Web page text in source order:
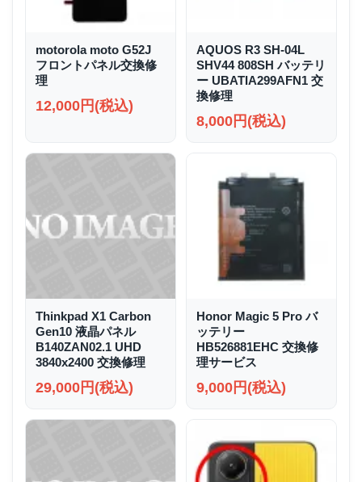
motorola moto G52J
フロントパネル交換修
理
12,000円(税込)
AQUOS R3 SH-04L
SHV44 808SH バッテリ
ー UBATIA299AFN1 交
換修理
8,000円(税込)
Thinkpad X1 Carbon
Gen10 液晶パネル
B140ZAN02.1 UHD
3840x2400 交換修理
29,000円(税込)
Honor Magic 5 Pro バ
ッテリー
HB526881EHC 交換修
理サービス
9,000円(税込)